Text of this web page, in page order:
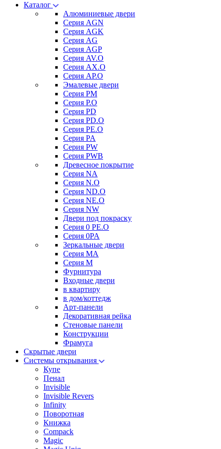
Каталог
Алюминиевые двери
Серия AGN
Серия AGK
Серия AG
Серия AGP
Серия AV.O
Серия AX.O
Серия AP.O
Эмалевые двери
Серия PM
Серия P.O
Серия PD
Серия PD.O
Серия PE.O
Серия PA
Серия PW
Серия PWB
Древесное покрытие
Серия NA
Серия N.O
Серия ND.O
Серия NE.O
Серия NW
Двери под покраску
Серия 0 PE.O
Серия 0PA
Зеркальные двери
Серия MA
Серия M
Фурнитура
Входные двери
в квартиру
в дом/коттедж
Арт-панели
Декоративная рейка
Стеновые панели
Конструкции
Фрамуга
Скрытые двери
Системы открывания
Купе
Пенал
Invisible
Invisible Revers
Infinity
Поворотная
Книжка
Compack
Magic